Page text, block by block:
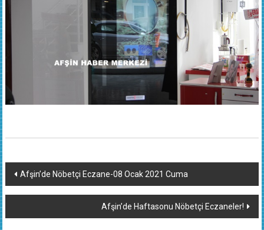
Yazı
dolaşımı
Afşin’de Nöbetçi Eczane-08 Ocak 2021 Cuma
Afşin’de Haftasonu Nöbetçi Eczaneler!